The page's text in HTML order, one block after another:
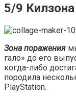
5/9 Килзона
Зона поражения
гало» до его
когда-либо
породила
PlayStation.